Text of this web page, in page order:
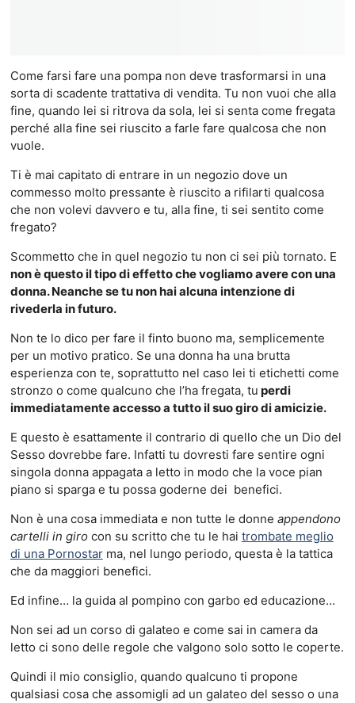
Come farsi fare una pompa non deve trasformarsi in una
sorta di scadente trattativa di vendita. Tu non vuoi che alla
fine, quando lei si ritrova da sola, lei si senta come fregata
perché alla fine sei riuscito a farle fare qualcosa che non
vuole.
Ti è mai capitato di entrare in un negozio dove un
commesso molto pressante è riuscito a rifilarti qualcosa
che non volevi davvero e tu, alla fine, ti sei sentito come
fregato?
Scommetto che in quel negozio tu non ci sei più tornato. E
non è questo il tipo di effetto che vogliamo avere con una
donna. Neanche se tu non hai alcuna intenzione di
rivederla in futuro.
Non te lo dico per fare il finto buono ma, semplicemente
per un motivo pratico. Se una donna ha una brutta
esperienza con te, soprattutto nel caso lei ti etichetti come
stronzo o come qualcuno che l’ha fregata, tu perdi
immediatamente accesso a tutto il suo giro di amicizie.
E questo è esattamente il contrario di quello che un Dio del
Sesso dovrebbe fare. Infatti tu dovresti fare sentire ogni
singola donna appagata a letto in modo che la voce pian
piano si sparga e tu possa goderne dei benefici.
Non è una cosa immediata e non tutte le donne appendono
cartelli in girocon su scritto che tu le hai trombate meglio
di una Pornostarma, nel lungo periodo, questa è la tattica
che da maggiori benefici.
Ed infine… la guida al pompino con garbo ed educazione…
Non sei ad un corso di galateo e come sai in camera da
letto ci sono delle regole che valgono solo sotto le coperte.
Quindi il mio consiglio, quando qualcuno ti propone
qualsiasi cosa che assomigli ad un galateo del sesso o una